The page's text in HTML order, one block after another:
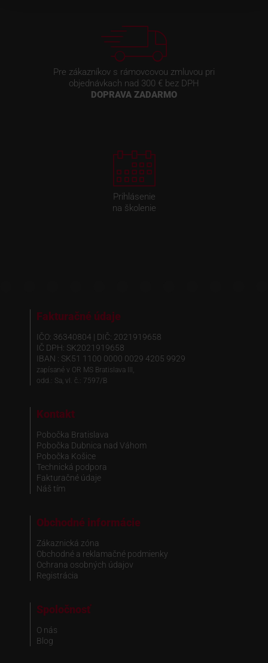
Pre zákazníkov s rámovcovou zmluvou pri
objednávkach nad 300 € bez DPH
DOPRAVA ZADARMO
Prihlásenie
na školenie
Fakturačné údaje
IČO: 36340804 | DIČ: 2021919658
IČ DPH: SK2021919658
IBAN : SK51 1100 0000 0029 4205 9929
zapísané v OR MS Bratislava III,
odd.: Sa, vl. č.: 7597/B
Kontakt
Pobočka Bratislava
Pobočka Dubnica nad Váhom
Pobočka Košice
Technická podpora
Fakturačné údaje
Náš tím
Obchodné informácie
Zákaznická zóna
Obchodné a reklamačné podmienky
Ochrana osobných údajov
Registrácia
Spoločnosť
O nás
Blog